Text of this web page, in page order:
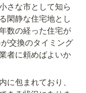
さな市として知ら
閑静な住宅地とし
数の経った住宅が
交換のタイミング
者に頼めばよいか
包まれており、